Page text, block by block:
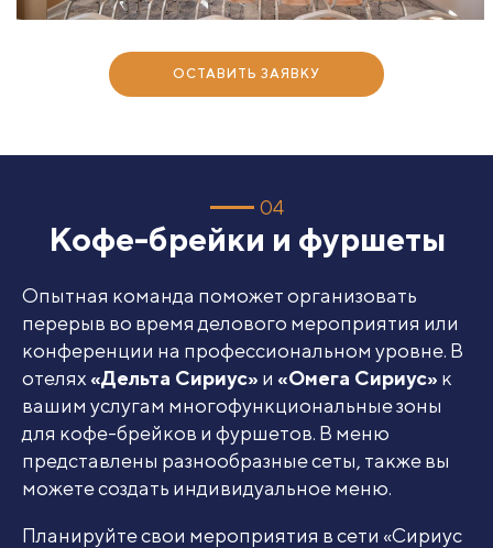
ОСТАВИТЬ ЗАЯВКУ
04
Кофе-брейки и фуршеты
Опытная команда поможет организовать
перерыв во время делового мероприятия или
конференции на профессиональном уровне. В
отелях «Дельта Сириус» и «Омега Сириус» к
вашим услугам многофункциональные зоны
для кофе-брейков и фуршетов. В меню
представлены разнообразные сеты, также вы
можете создать индивидуальное меню.
Планируйте свои мероприятия в сети «Сириус